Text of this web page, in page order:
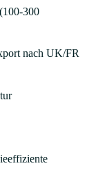
300
nach UK/FR